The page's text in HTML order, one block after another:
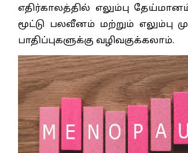
எதிர்காலத்தில் எலும்பு
மூட்டு பலவீனம் மற்றும் எலும்பு
பாதிப்புகளுக்கு வழிவகுக்கலாம்.